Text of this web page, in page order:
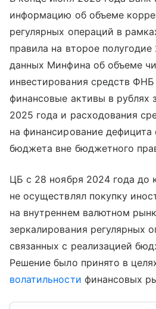
информацию об объеме
регулярных операций в
правила на второе
данных Минфина об объеме
инвестирования средств
финансовые активы в рублях
2025 года и расходования
на финансирование дефицита
бюджета вне бюджетного
ЦБ с 28 ноября 2024 года до
не осуществлял покупку
на внутреннем валютном
зеркалирования регулярных
связанных с реализацией
Решение было принято в
волатильности финансовых